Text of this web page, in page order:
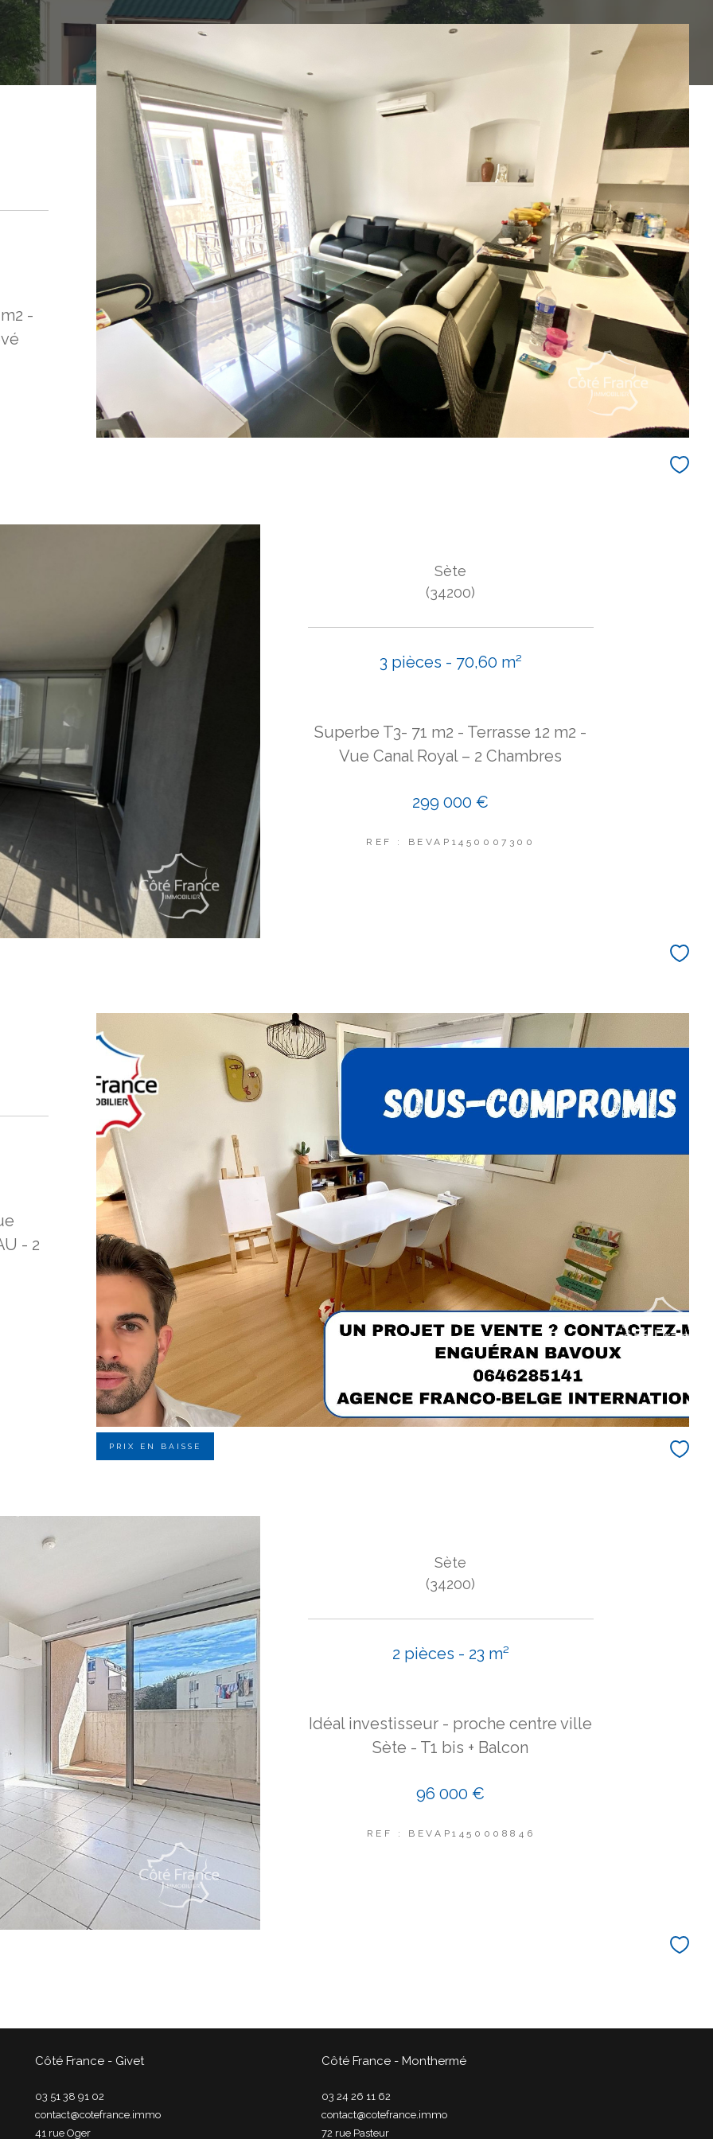
-
Sète
(34200)
3 pièces - 70,60 m²
Superbe T3- 71 m2 - Terrasse 12 m2 -
Vue Canal Royal – 2 Chambres
299 000 €
REF : BEVAP1450007300
- 2
PRIX EN BAISSE
Sète
(34200)
2 pièces - 23 m²
Idéal investisseur - proche centre ville
Sète - T1 bis + Balcon
96 000 €
REF : BEVAP1450008846
Côté France - Givet
03 51 38 91 02
contact@cotefrance.immo
41 rue Oger
Côté France - Monthermé
03 24 26 11 62
contact@cotefrance.immo
72 rue Pasteur